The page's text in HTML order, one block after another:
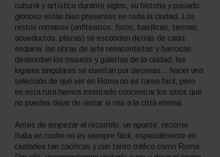
cultural y artístico durante siglos, su historia y pasado
glorioso están bien presentes en toda la ciudad. Los
restos romanos (anfiteatros, foros, basílicas, termas,
acueductos, plazas) se esconden detrás de cada
esquina; las obras de arte renacentistas y barrocas
desbordan los museos y galerías de la ciudad; los
lugares singulares se cuentan por decenas… hacer una
selección de qué ver en Roma no es tarea fácil, pero
en esta ruta hemos intentado concentrar los sitios que
no puedes dejar de visitar si vas a la città eterna.
Antes de empezar el recorrido, un apunte: recorrer
Italia en coche no es siempre fácil, especialmente en
ciudades tan caóticas y con tanto tráfico como Roma.